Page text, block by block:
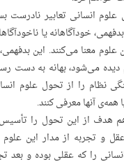
علوم انسانی تعابیر
خودآگاهانه یا
علوم معنا می‌کنند. این
دیده می‌شود، بهانه به دست
نظام را از تحول علوم
همه‌ی آنها معرفی کنند.
هدف از این تحول را
و تجربه از مدار این
را که عقلی بوده و بعد